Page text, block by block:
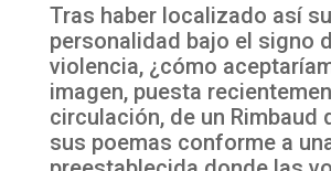
Tras haber localizado así su
personalidad bajo el signo
violencia, ¿cómo
imagen, puesta
circulación, de un Rimbaud
sus poemas conforme a